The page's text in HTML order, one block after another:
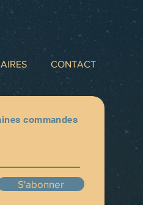
CONTACT
commandes
S'abonner